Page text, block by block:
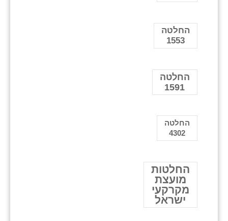
החלטה
1553
החלטה
1591
החלטה
4302
החלטות
מועצת
מקרקעי
ישראל